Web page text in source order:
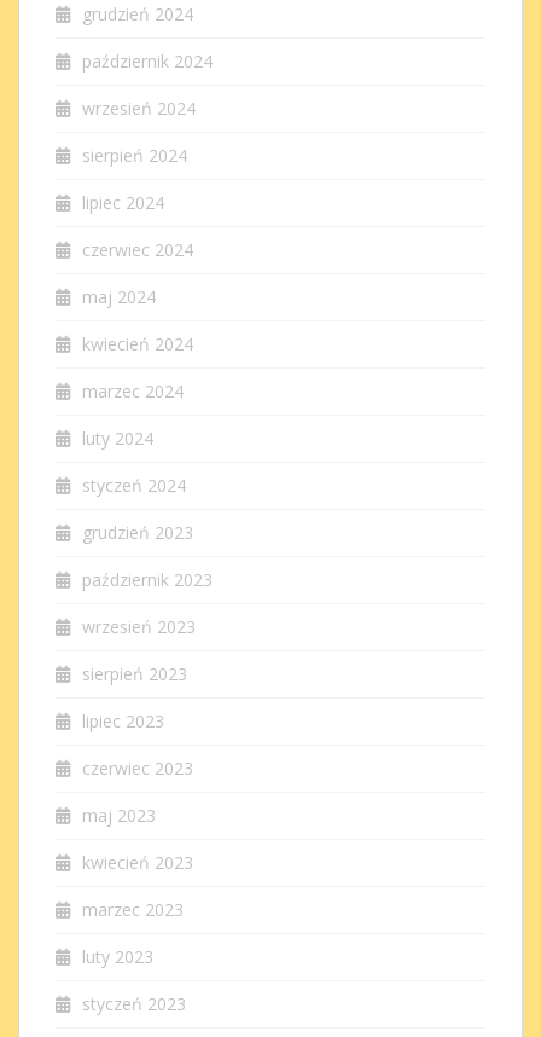
grudzień 2024
październik 2024
wrzesień 2024
sierpień 2024
lipiec 2024
czerwiec 2024
maj 2024
kwiecień 2024
marzec 2024
luty 2024
styczeń 2024
grudzień 2023
październik 2023
wrzesień 2023
sierpień 2023
lipiec 2023
czerwiec 2023
maj 2023
kwiecień 2023
marzec 2023
luty 2023
styczeń 2023